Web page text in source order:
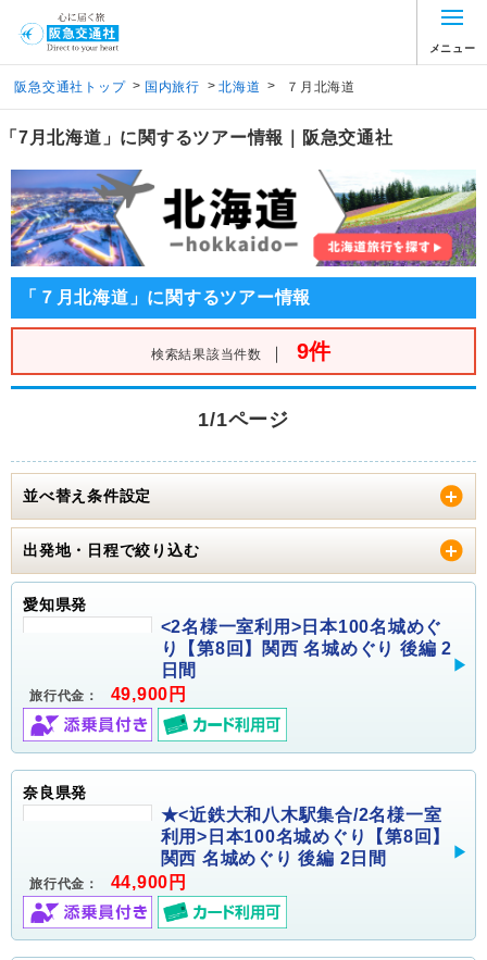
メニュー
阪急交通社トップ > 国内旅行 > 北海道 > ７月北海道
「7月北海道」に関するツアー情報｜阪急交通社
「７月北海道」に関するツアー情報
検索結果該当件数 ｜ 9件
1/1ページ
並べ替え条件設定
出発地・日程で絞り込む
愛知県発
<2名様一室利用>日本100名城めぐ
り【第8回】関西 名城めぐり 後編 2
日間
旅行代金： 49,900円
奈良県発
★<近鉄大和八木駅集合/2名様一室
利用>日本100名城めぐり【第8回】
関西 名城めぐり 後編 2日間
旅行代金： 44,900円